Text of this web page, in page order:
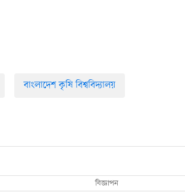
বাংলাদেশ কৃষি বিশ্ববিদ্যালয়